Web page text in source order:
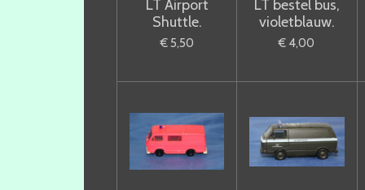
LT Airport
Shuttle.
€ 5,50
LT bestel bus,
violetblauw.
€ 4,00